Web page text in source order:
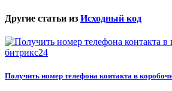
Другие статьи из Исходный код
Получить номер телефона контакта в